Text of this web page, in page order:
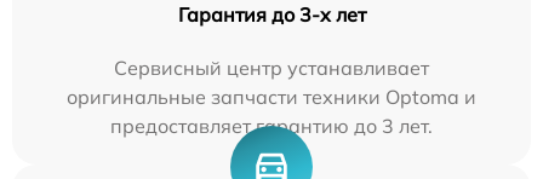
Гарантия до 3-х лет
Сервисный центр устанавливает
оригинальные запчасти техники Optoma и
предоставляет гарантию до 3 лет.